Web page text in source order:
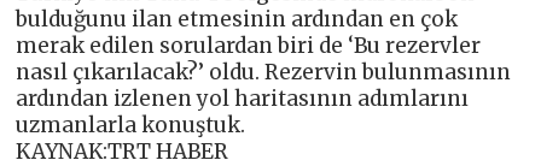
bulduğunu ilan etmesinin ardından en çok
merak edilen sorulardan biri de ‘Bu rezervler
nasıl çıkarılacak?’ oldu. Rezervin bulunmasının
ardından izlenen yol haritasının adımlarını
uzmanlarla konuştuk.
KAYNAK:TRT HABER